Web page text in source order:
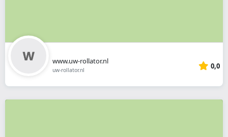
www.uw-rollator.nl
uw-rollator.nl 0,0